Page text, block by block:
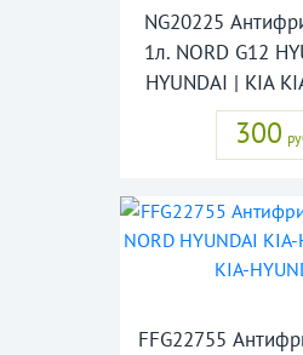
NG20225
1л. NORD G12
HYUNDAI | KIA
300
FFG22755